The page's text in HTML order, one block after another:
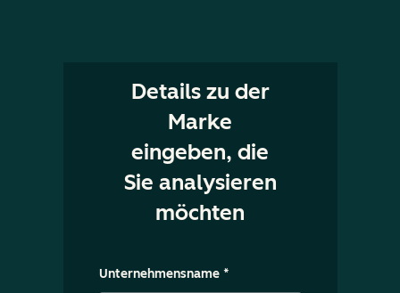
Details zu der
Marke
eingeben, die
Sie analysieren
möchten
Unternehmensname*